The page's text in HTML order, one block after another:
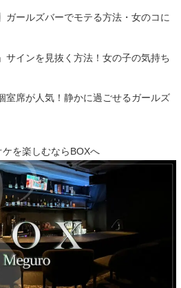
ガールズバーでモテる方法・女のコに
サインを見抜く方法！女の子の気持ち
室席が人気！静かに過ごせるガールズ
を楽しむならBOXへ